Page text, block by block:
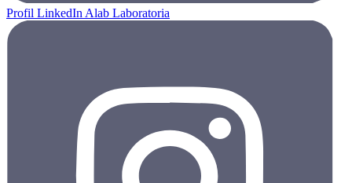
Profil LinkedIn Alab Laboratoria